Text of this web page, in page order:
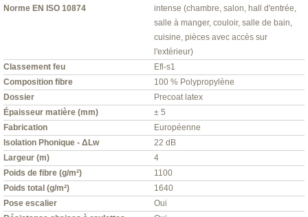
Norme EN ISO 10874
intense (chambre, salon, hall d'entrée,
salle à manger, couloir, salle de bain,
cuisine, pièces avec accès sur
l'extérieur)
Classement feu
Efl-s1
Composition fibre
100 % Polypropylène
Dossier
Precoat latex
Épaisseur matière (mm)
± 5
Fabrication
Européenne
Isolation Phonique - ΔLw
22 dB
Largeur (m)
4
Poids de fibre (g/m²)
1100
Poids total (g/m²)
1640
Pose escalier
Oui